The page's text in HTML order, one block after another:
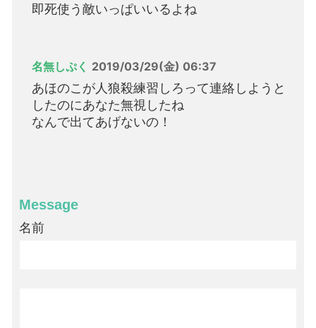
即死使う敵いっぱいいるよね
名無しぷく 2019/03/29(金) 06:37
あほのこが人狼殺練習しろって連絡しようと
したのにあなた無視したね
なんで出てあげないの！
Message
名前